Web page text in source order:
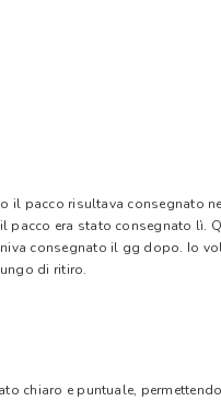
il pacco risultava consegnato
pacco era stato consegnato lì.
consegnato il gg dopo. Io
di ritiro.
chiaro e puntuale,